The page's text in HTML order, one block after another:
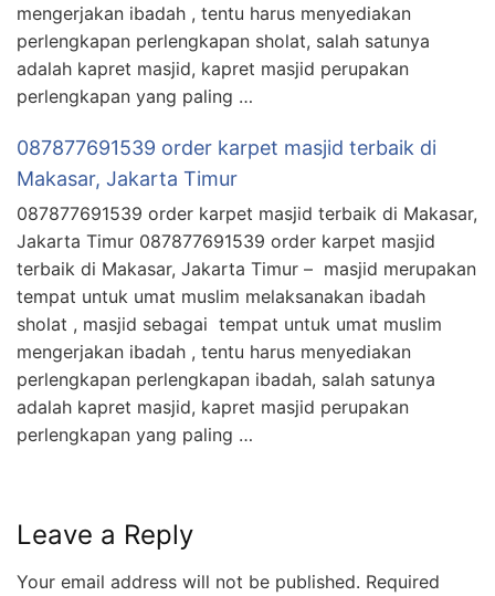
mengerjakan ibadah , tentu harus menyediakan
perlengkapan perlengkapan sholat, salah satunya
adalah kapret masjid, kapret masjid perupakan
perlengkapan yang paling …
087877691539 order karpet masjid terbaik di
Makasar, Jakarta Timur
087877691539 order karpet masjid terbaik di Makasar,
Jakarta Timur 087877691539 order karpet masjid
terbaik di Makasar, Jakarta Timur – masjid merupakan
tempat untuk umat muslim melaksanakan ibadah
sholat , masjid sebagai tempat untuk umat muslim
mengerjakan ibadah , tentu harus menyediakan
perlengkapan perlengkapan ibadah, salah satunya
adalah kapret masjid, kapret masjid perupakan
perlengkapan yang paling …
Leave a Reply
Your email address will not be published. Required